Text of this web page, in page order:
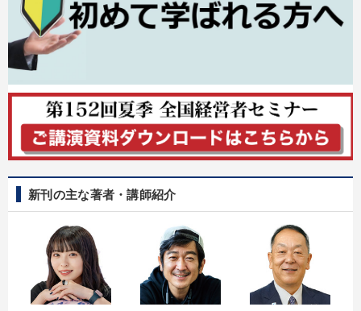
新刊の主な著者・講師紹介